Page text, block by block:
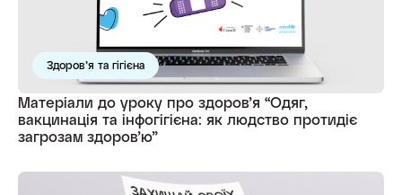
Здоров’я та гігієна
Матеріали до уроку про здоров’я “Одяг,
вакцинація та інфогігієна: як людство протидіє
загрозам здоров’ю”